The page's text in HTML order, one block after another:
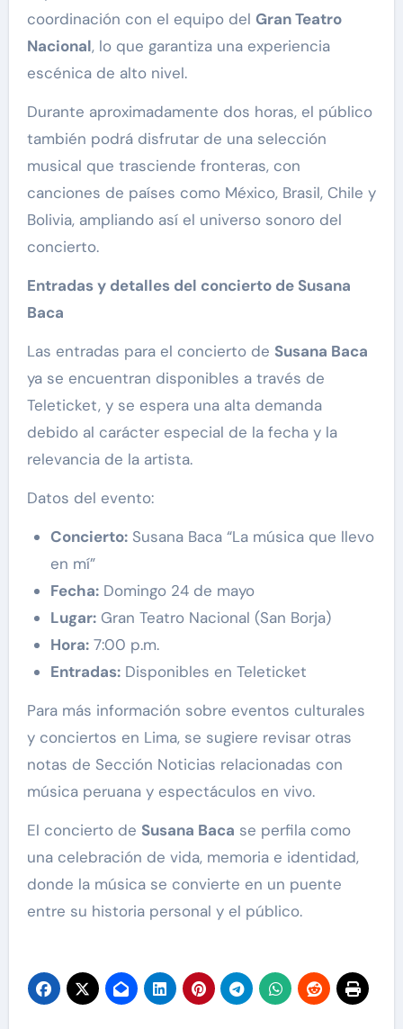
coordinación con el equipo del Gran Teatro
Nacional, lo que garantiza una experiencia
escénica de alto nivel.
Durante aproximadamente dos horas, el público
también podrá disfrutar de una selección
musical que trasciende fronteras, con
canciones de países como México, Brasil, Chile y
Bolivia, ampliando así el universo sonoro del
concierto.
Entradas y detalles del concierto de Susana
Baca
Las entradas para el concierto de Susana Baca
ya se encuentran disponibles a través de
Teleticket, y se espera una alta demanda
debido al carácter especial de la fecha y la
relevancia de la artista.
Datos del evento:
Concierto:Susana Baca “La música que llevo
en mí”
Fecha:Domingo 24 de mayo
Lugar:Gran Teatro Nacional (San Borja)
Hora:7:00 p.m.
Entradas:Disponibles en Teleticket
Para más información sobre eventos culturales
y conciertos en Lima, se sugiere revisar otras
notas de Sección Noticias relacionadas con
música peruana y espectáculos en vivo.
El concierto de Susana Baca se perfila como
una celebración de vida, memoria e identidad,
donde la música se convierte en un puente
entre su historia personal y el público.